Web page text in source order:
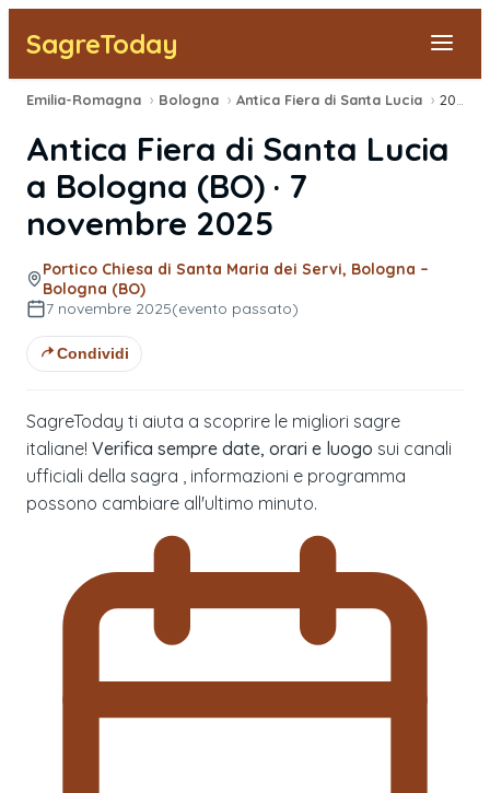
SagreToday
Segnala una sagra
Tutte le Sagre
Vicino a Me
Emilia-Romagna › Bologna › Antica Fiera di Santa Lucia ›
Antica Fiera di Santa Lucia
a Bologna (BO) · 7
novembre 2025
Portico Chiesa di Santa Maria dei Servi, Bologna –
Bologna (BO)
7 novembre 2025(evento passato)
Condividi
SagreToday ti aiuta a scoprire le migliori sagre
italiane! Verifica sempre date, orari e luogo sui canali
ufficiali della sagra , informazioni e programma
possono cambiare all'ultimo minuto.